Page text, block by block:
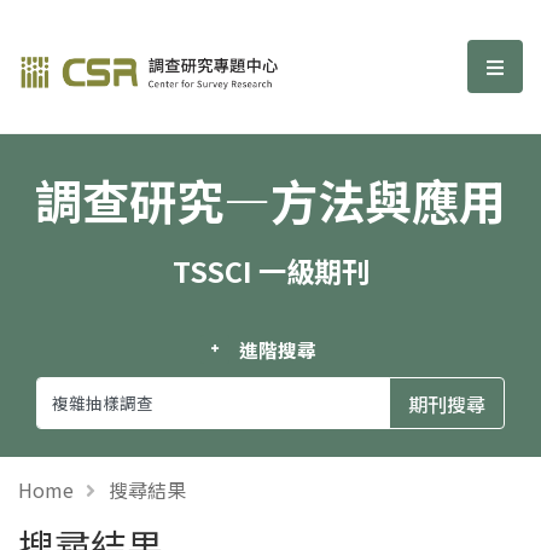
調查研究—方法與應用期刊 選
調查研究—方法與應用
TSSCI 一級期刊
進階搜尋
Home 搜尋結果